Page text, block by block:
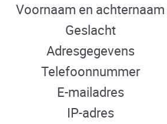
Voornaam en achternaam
Geslacht
Adresgegevens
Telefoonnummer
E-mailadres
IP-adres